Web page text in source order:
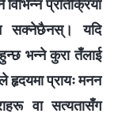
प्रतिक्रिया
सक्‍नेछैनस्। यदि
भन्‍ने कुरा तँलाई
प्रायः मनन
वा सत्यतासँग